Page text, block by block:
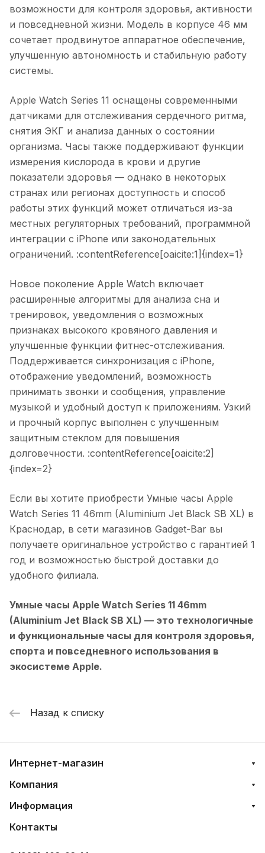
возможности для контроля здоровья, активности
и повседневной жизни. Модель в корпусе 46 мм
сочетает продвинутое аппаратное обеспечение,
улучшенную автономность и стабильную работу
системы.
Apple Watch Series 11 оснащены современными
датчиками для отслеживания сердечного ритма,
снятия ЭКГ и анализа данных о состоянии
организма. Часы также поддерживают функции
измерения кислорода в крови и другие
показатели здоровья — однако в некоторых
странах или регионах доступность и способ
работы этих функций может отличаться из-за
местных регуляторных требований, программной
интеграции с iPhone или законодательных
ограничений. :contentReference[oaicite:1]{index=1}
Новое поколение Apple Watch включает
расширенные алгоритмы для анализа сна и
тренировок, уведомления о возможных
признаках высокого кровяного давления и
улучшенные функции фитнес-отслеживания.
Поддерживается синхронизация с iPhone,
отображение уведомлений, возможность
принимать звонки и сообщения, управление
музыкой и удобный доступ к приложениям. Узкий
и прочный корпус выполнен с улучшенным
защитным стеклом для повышения
долговечности. :contentReference[oaicite:2]
{index=2}
Если вы хотите приобрести Умные часы Apple
Watch Series 11 46mm (Aluminium Jet Black SB XL) в
Краснодар, в сети магазинов Gadget-Bar вы
получаете оригинальное устройство с гарантией 1
год и возможностью быстрой доставки до
удобного филиала.
Умные часы Apple Watch Series 11 46mm
(Aluminium Jet Black SB XL) — это технологичные
и функциональные часы для контроля здоровья,
спорта и повседневного использования в
экосистеме Apple.
Назад к списку
Интернет-магазин
Компания
Информация
Контакты